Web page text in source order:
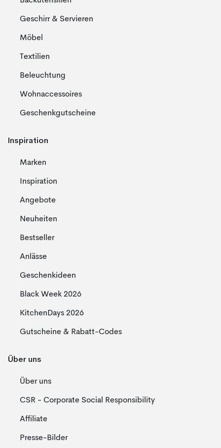
Geschirr & Servieren
Möbel
Textilien
Beleuchtung
Wohnaccessoires
Geschenkgutscheine
Inspiration
Marken
Inspiration
Angebote
Neuheiten
Bestseller
Anlässe
Geschenkideen
Black Week 2026
KitchenDays 2026
Gutscheine & Rabatt-Codes
Über uns
Über uns
CSR - Corporate Social Responsibility
Affiliate
Presse-Bilder